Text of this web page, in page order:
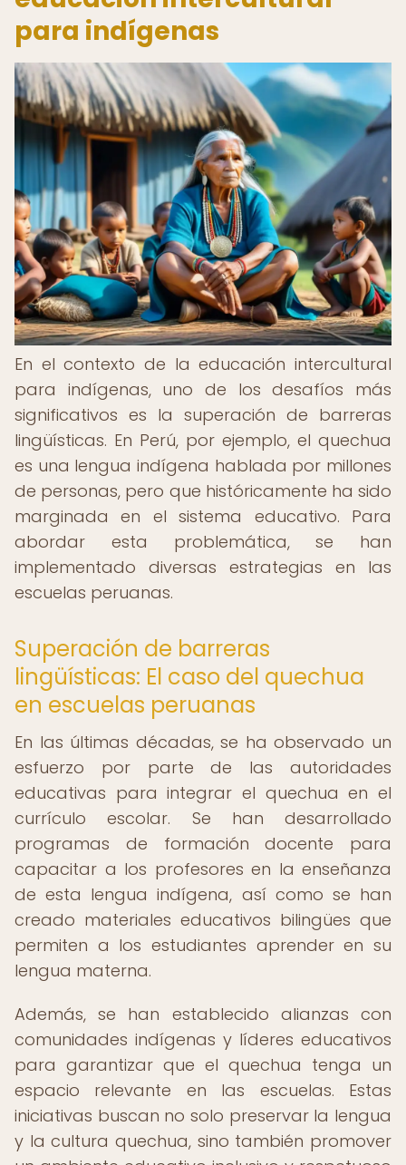
para indígenas
En el contexto de la educación intercultural
para indígenas, uno de los desafíos más
significativos es la superación de barreras
lingüísticas. En Perú, por ejemplo, el quechua
es una lengua indígena hablada por millones
de personas, pero que históricamente ha sido
marginada en el sistema educativo. Para
abordar esta problemática, se han
implementado diversas estrategias en las
escuelas peruanas.
Superación de barreras
lingüísticas: El caso del quechua
en escuelas peruanas
En las últimas décadas, se ha observado un
esfuerzo por parte de las autoridades
educativas para integrar el quechua en el
currículo escolar. Se han desarrollado
programas de formación docente para
capacitar a los profesores en la enseñanza
de esta lengua indígena, así como se han
creado materiales educativos bilingües que
permiten a los estudiantes aprender en su
lengua materna.
Además, se han establecido alianzas con
comunidades indígenas y líderes educativos
para garantizar que el quechua tenga un
espacio relevante en las escuelas. Estas
iniciativas buscan no solo preservar la lengua
y la cultura quechua, sino también promover